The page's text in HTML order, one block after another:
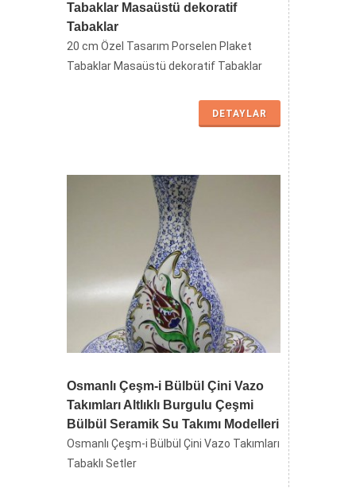
Tabaklar Masaüstü dekoratif
Tabaklar
20 cm Özel Tasarım Porselen Plaket
Tabaklar Masaüstü dekoratif Tabaklar
DETAYLAR
Osmanlı Çeşm-i Bülbül Çini Vazo
Takımları Altlıklı Burgulu Çeşmi
Bülbül Seramik Su Takımı Modelleri
Osmanlı Çeşm-i Bülbül Çini Vazo Takımları
Tabaklı Setler